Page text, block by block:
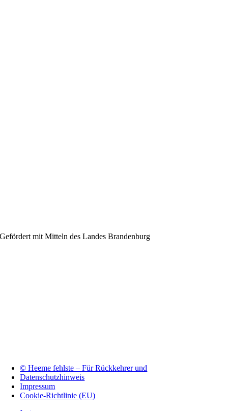
Gefördert mit Mitteln des Landes Brandenburg
© Heeme fehlste – Für Rückkehrer und
Datenschutzhinweis
Impressum
Cookie-Richtlinie (EU)